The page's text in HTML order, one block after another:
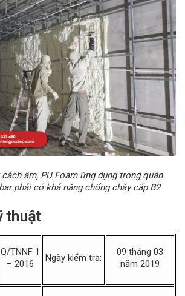
âm, PU Foam ứng dụng trong quán
phải có khả năng chống cháy cấp B2
thuật
Q/TNNF 1
– 2016
Ngày kiểm tra:
09 tháng 03
năm 2019